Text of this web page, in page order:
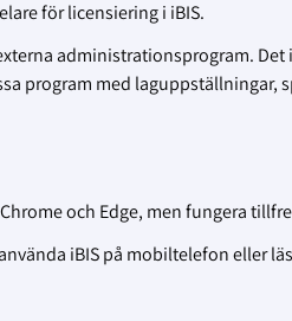
för licensiering i iBIS.
administrationsprogram.
program med laguppställningar,
och Edge, men fungera
iBIS på mobiltelefon eller